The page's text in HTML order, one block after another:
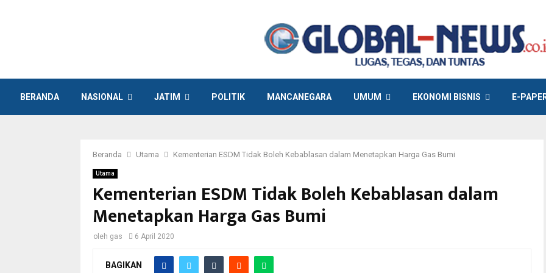
BERANDA NASIONAL JATIM POLITIK MANCANEGARA UMUM EKONOMI BISNIS E-
Beranda Utama Kementerian ESDM Tidak Boleh Kebablasan dalam Menetapkan Harga Gas Bumi
Utama
Kementerian ESDM Tidak Boleh Kebablasan dalam
Menetapkan Harga Gas Bumi
oleh gas 6 April 2020
BAGIKAN